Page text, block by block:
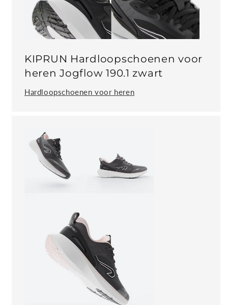
KIPRUN Hardloopschoenen voor
heren Jogflow 190.1 zwart
Hardloopschoenen voor heren